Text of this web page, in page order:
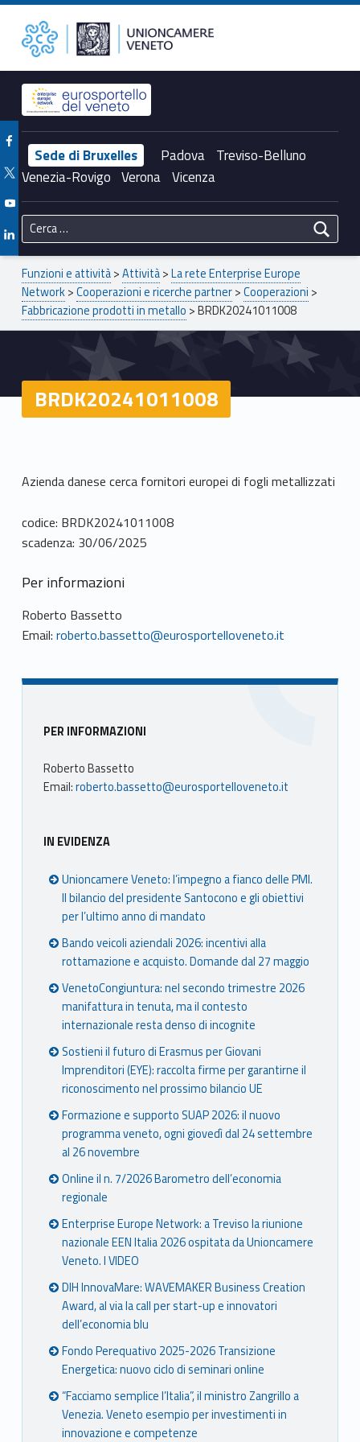
BRDK20241011008 – Unioncamere del Veneto Unioncamere del Veneto
Header info sidebar
Sede di Bruxelles Padova Treviso-Belluno
Venezia-Rovigo Verona Vicenza
Facebook Unioncamere Veneto
Twitter Unioncamere Veneto
Youtube Unioncamere Veneto
Linkedin Unioncamere Veneto
Ricerca per:
Breadcrumbs navigation
Funzioni e attività>Attività>La rete Enterprise Europe
Network>Cooperazioni e ricerche partner>Cooperazioni >
Fabbricazione prodotti in metallo >BRDK20241011008
BRDK20241011008
Azienda danese cerca fornitori europei di fogli metallizzati
codice: BRDK20241011008
scadenza: 30/06/2025
Per informazioni
Roberto Bassetto
Email: roberto.bassetto@eurosportelloveneto.it
Sidebar
PER INFORMAZIONI
Roberto Bassetto
Email:roberto.bassetto@eurosportelloveneto.it
IN EVIDENZA
Unioncamere Veneto: l’impegno a fianco delle PMI.
Il bilancio del presidente Santocono e gli obiettivi
per l’ultimo anno di mandato
Bando veicoli aziendali 2026: incentivi alla
rottamazione e acquisto. Domande dal 27 maggio
VenetoCongiuntura: nel secondo trimestre 2026
manifattura in tenuta, ma il contesto
internazionale resta denso di incognite
Sostieni il futuro di Erasmus per Giovani
Imprenditori (EYE): raccolta firme per garantirne il
riconoscimento nel prossimo bilancio UE
Formazione e supporto SUAP 2026: il nuovo
programma veneto, ogni giovedì dal 24 settembre
al 26 novembre
Online il n. 7/2026 Barometro dell’economia
regionale
Enterprise Europe Network: a Treviso la riunione
nazionale EEN Italia 2026 ospitata da Unioncamere
Veneto. I VIDEO
DIH InnovaMare: WAVEMAKER Business Creation
Award, al via la call per start-up e innovatori
dell’economia blu
Fondo Perequativo 2025-2026 Transizione
Energetica: nuovo ciclo di seminari online
“Facciamo semplice l’Italia”, il ministro Zangrillo a
Venezia. Veneto esempio per investimenti in
innovazione e competenze